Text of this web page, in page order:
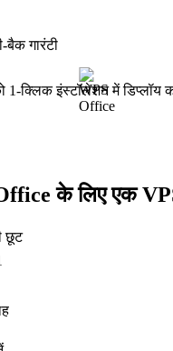
बैक गारंटी
के लिए एक
छूट